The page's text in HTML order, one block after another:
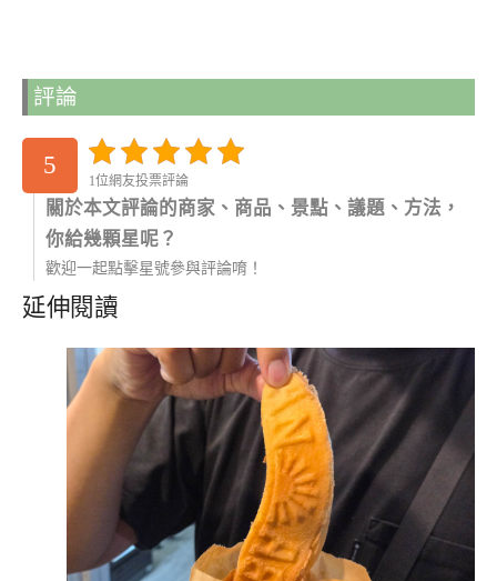
評論
5
1位網友投票評論
關於本文評論的商家、商品、景點、議題、方法，
你給幾顆星呢？
歡迎一起點擊星號參與評論唷！
延伸閱讀